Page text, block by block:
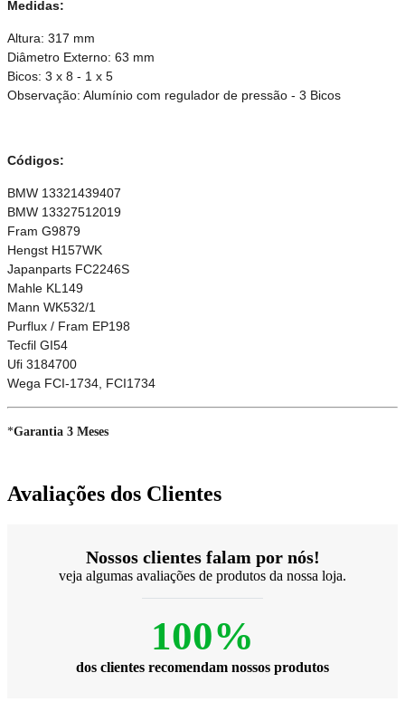
Medidas:
Altura: 317 mm
Diâmetro Externo: 63 mm
Bicos: 3 x 8 - 1 x 5
Observação: Alumínio com regulador de pressão - 3 Bicos
Códigos:
BMW 13321439407
BMW 13327512019
Fram G9879
Hengst H157WK
Japanparts FC2246S
Mahle KL149
Mann WK532/1
Purflux / Fram EP198
Tecfil GI54
Ufi 3184700
Wega FCI-1734, FCI1734
*Garantia 3 Meses
Avaliações dos Clientes
Nossos clientes falam por nós!
veja algumas avaliações de produtos da nossa loja.
100%
dos clientes recomendam nossos produtos